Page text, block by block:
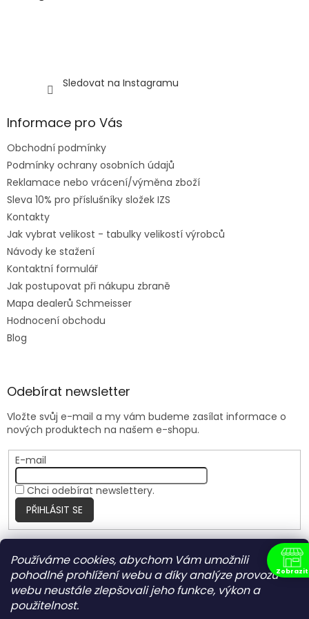
Používáme cookies, abychom Vám umožnili
pohodlné prohlížení webu a díky analýze provozu
webu neustále zlepšovali jeho funkce, výkon a
použitelnost.
Sledovat na Instagramu
Informace pro Vás
Obchodní podmínky
Podmínky ochrany osobních údajů
Reklamace nebo vrácení/výměna zboží
Sleva 10% pro příslušníky složek IZS
Kontakty
Jak vybrat velikost - tabulky velikostí výrobců
Návody ke stažení
Kontaktní formulář
Jak postupovat při nákupu zbraně
Mapa dealerů Schmeisser
Hodnocení obchodu
Blog
Odebírat newsletter
Vložte svůj e-mail a my vám budeme zasílat informace o
nových produktech na našem e-shopu.
E-mail
Chci odebírat newslettery.
PŘIHLÁSIT SE
Nite Ize Czech
Zobrazit